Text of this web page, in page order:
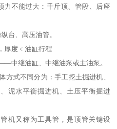
力不能过大：千斤顶、管段、后座
台、高压油管。
厚度﹤油缸行程
中继油缸、中继油泵或主油泵。
方式不同分为：手工挖土掘进机、
泥水平衡掘进机、土压平衡掘进
机又称为工具管，是顶管关键设